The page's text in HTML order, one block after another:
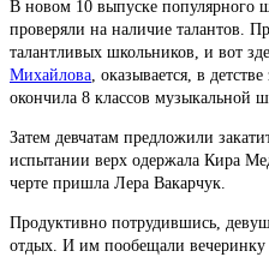
В новом 10 выпуске популярного
проверяли на наличие талантов.
талантливых школьников, и вот
Михайлова , оказывается, в
окончила 8 классов музыкальной
Затем девчатам предложили
испытании верх одержала Кира
черте пришла Лера Вакарчук.
Продуктивно потрудившись,
отдых. И им пообещали вечеринку